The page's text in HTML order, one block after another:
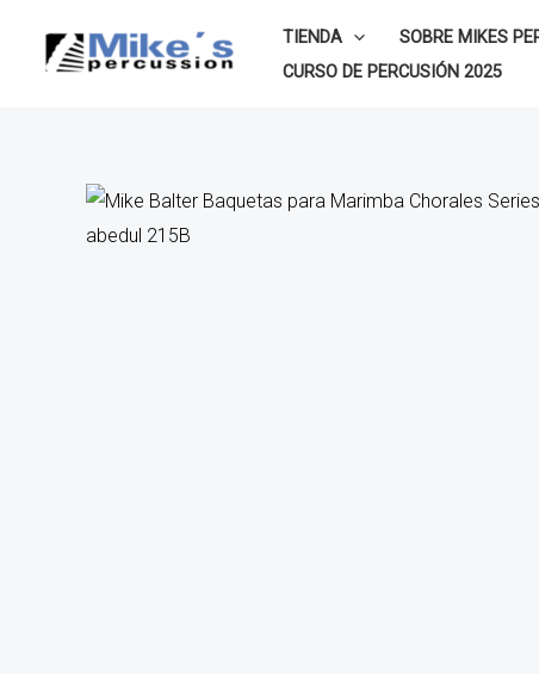
TIENDA SOBRE MIKES
CURSO DE PERCUSIÓN 2025